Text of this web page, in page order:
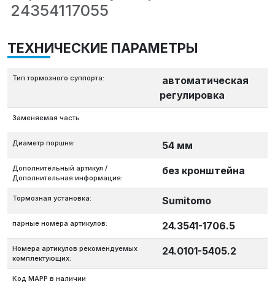
24354117055
ТЕХНИЧЕСКИЕ ПАРАМЕТРЫ
Тип тормозного суппорта:
автоматическая
регулировка
Заменяемая часть
Диаметр поршня: 54 мм
Дополнительный артикул /
Дополнительная информация:
без кронштейна
Тормозная установка: Sumitomo
парные номера артикулов: 24.3541-1706.5
Номера артикулов рекомендуемых
комплектующих:
24.0101-5405.2
Код MAPP в наличии